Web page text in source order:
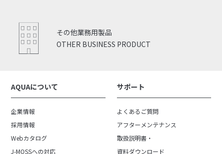
OTHER BUSINESS PRODUCT
その他業務用製品
AQUAについて
企業情報
採用情報
Webカタログ
J-MOSSへの対応
サポート
よくあるご質問
アフターメンテナンス
取扱説明書・
資料ダウンロード